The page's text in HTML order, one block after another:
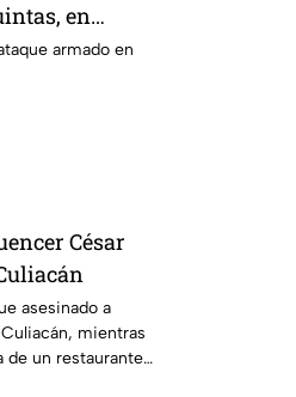
en
armado en
César
asesinado a
mientras
de un restaurante